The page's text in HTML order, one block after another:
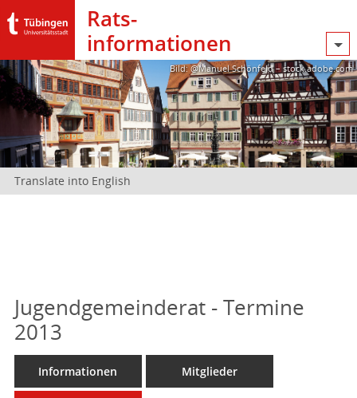
Rats­
informationen
Bild: @Manuel Schönfeld – stock.adobe.com
Translate into English
Jugendgemeinderat - Termine
2013
Informationen Mitglieder